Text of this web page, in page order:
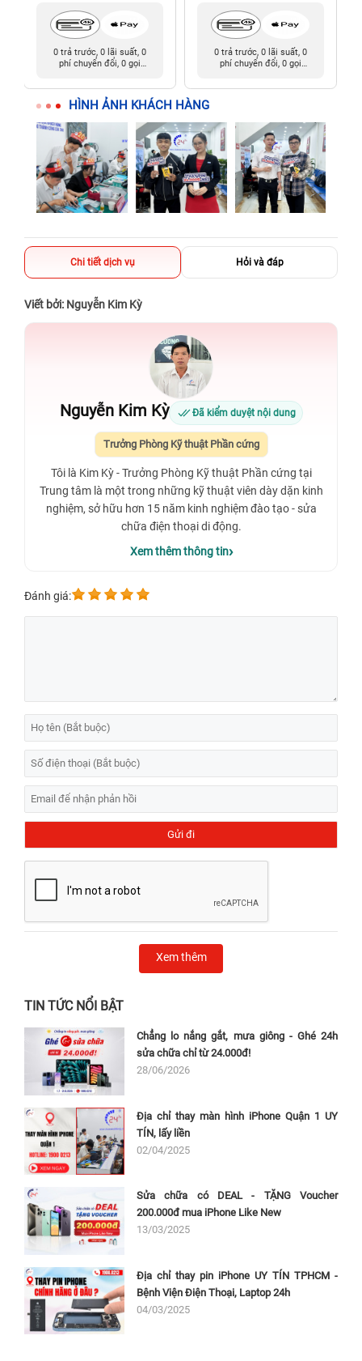
0 trả trước, 0 lãi suất, 0
phí chuyển đổi, 0 gọi
0 trả trước, 0 lãi suất, 0
phí chuyển đổi, 0 gọi
HÌNH ẢNH KHÁCH HÀNG
Chi tiết dịch vụ Hỏi và đáp
Viết bởi: Nguyễn Kim Kỳ
Nguyễn Kim Kỳ Đã kiểm duyệt nội dung
Trưởng Phòng Kỹ thuật Phần cứng
Tôi là Kim Kỳ - Trưởng Phòng Kỹ thuật Phần cứng tại
Trung tâm là một trong những kỹ thuật viên dày dặn kinh
nghiệm, sở hữu hơn 15 năm kinh nghiệm đào tạo - sửa
chữa điện thoại di động.
Xem thêm thông tin
Đánh giá:
Xem thêm
TIN TỨC NỔI BẬT
Chẳng lo nắng gắt, mưa giông - Ghé 24h
sửa chữa chỉ từ 24.000đ!
28/06/2026
Địa chỉ thay màn hình iPhone Quận 1 UY
TÍN, lấy liền
02/04/2025
Sửa chữa có DEAL - TẶNG Voucher
200.000đ mua iPhone Like New
13/03/2025
Địa chỉ thay pin iPhone UY TÍN TPHCM -
Bệnh Viện Điện Thoại, Laptop 24h
04/03/2025